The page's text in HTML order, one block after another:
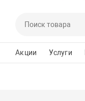
Акции Услуги